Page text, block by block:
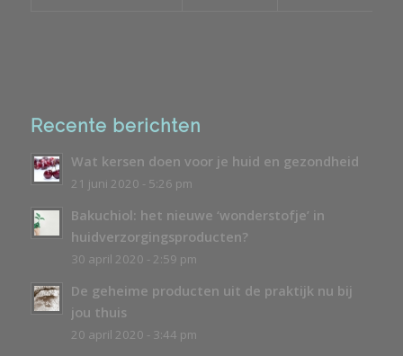
Recente berichten
Wat kersen doen voor je huid en gezondheid
21 juni 2020 - 5:26 pm
Bakuchiol: het nieuwe ‘wonderstofje’ in
huidverzorgingsproducten?
30 april 2020 - 2:59 pm
De geheime producten uit de praktijk nu bij
jou thuis
20 april 2020 - 3:44 pm